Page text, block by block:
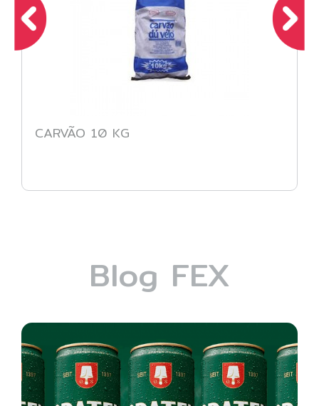
CARVÃO 10 KG
Blog FEX